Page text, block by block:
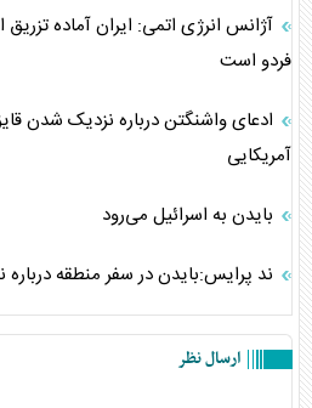
آژانس انرژی اتمی: ایران آماده تزریق
فردو است
ادعای واشنگتن درباره نزدیک شدن
آمریکایی
بایدن به اسرائیل می‌رود
ند پرایس:بایدن در سفر منطقه درباره
ارسال نظر